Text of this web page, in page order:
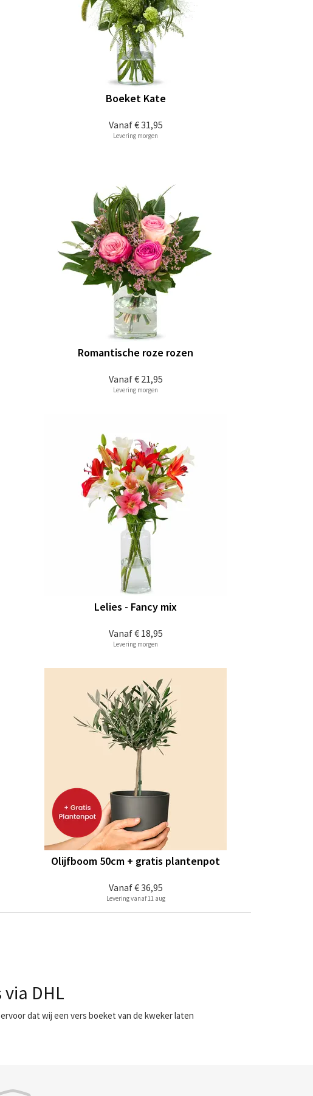
Vanaf€ 31,95
Boeket Kate
Levering morgen
Vanaf€ 21,95
Romantische roze rozen
Levering morgen
Vanaf€ 18,95
Lelies - Fancy mix
Levering morgen
Vanaf€ 36,95
Olijfboom 50cm + gratis plantenpot
Levering vanaf 11 aug
DHL
dat wij een vers boeket van de kweker laten